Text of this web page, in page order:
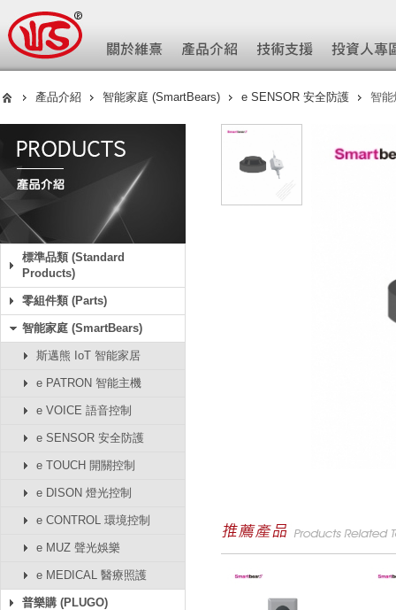
產品介紹 智能家庭 (SmartBears) e SENSOR 安全防護 智
標準品類 (Standard
Products)
零組件類 (Parts)
智能家庭 (SmartBears)
斯邁熊 IoT 智能家居
e PATRON 智能主機
e VOICE 語音控制
e SENSOR 安全防護
e TOUCH 開關控制
e DISON 燈光控制
e CONTROL 環境控制
e MUZ 聲光娛樂
e MEDICAL 醫療照護
普樂購 (PLUGO)